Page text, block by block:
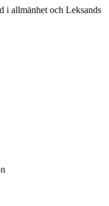
i allmänhet och Leksands